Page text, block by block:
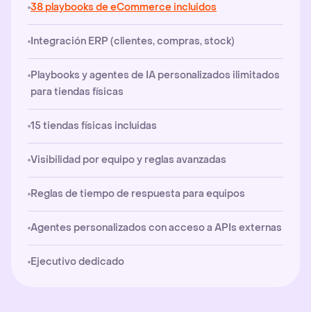
38 playbooks de eCommerce incluidos
Integración ERP (clientes, compras, stock)
Playbooks y agentes de IA personalizados ilimitados
para tiendas físicas
15 tiendas físicas incluidas
Visibilidad por equipo y reglas avanzadas
Reglas de tiempo de respuesta para equipos
Agentes personalizados con acceso a APIs externas
Ejecutivo dedicado